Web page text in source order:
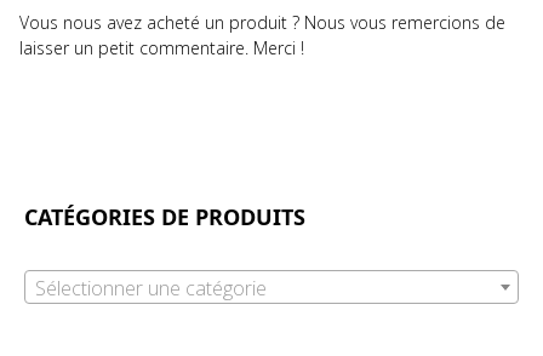
Vous nous avez acheté un produit ? Nous vous remercions de
laisser un petit commentaire. Merci !
CATÉGORIES DE PRODUITS
Sélectionner une catégorie